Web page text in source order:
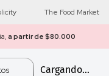
The Food Market
a partir de $80.000
Cargando...